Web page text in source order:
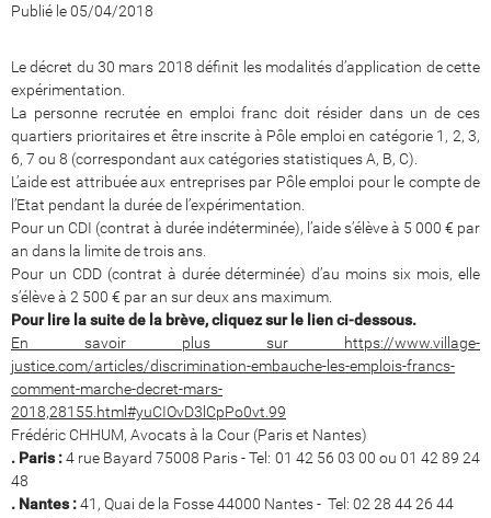
Publié le 05/04/2018
Le décret du 30 mars 2018 définit les modalités d’application de cette
expérimentation.
La personne recrutée en emploi franc doit résider dans un de ces
quartiers prioritaires et être inscrite à Pôle emploi en catégorie 1, 2, 3,
6, 7 ou 8 (correspondant aux catégories statistiques A, B, C).
L’aide est attribuée aux entreprises par Pôle emploi pour le compte de
l’Etat pendant la durée de l’expérimentation.
Pour un CDI (contrat à durée indéterminée), l’aide s’élève à 5 000 € par
an dans la limite de trois ans.
Pour un CDD (contrat à durée déterminée) d’au moins six mois, elle
s’élève à 2 500 € par an sur deux ans maximum.
Pour lire la suite de la brève, cliquez sur le lien ci-dessous.
En savoir plus sur https://www.village-
justice.com/articles/discrimination-embauche-les-emplois-francs-
comment-marche-decret-mars-
2018,28155.html#yuCIOvD3lCpPo0vt.99
Frédéric CHHUM, Avocats à la Cour (Paris et Nantes)
. Paris :4 rue Bayard 75008 Paris - Tel: 01 42 56 03 00 ou 01 42 89 24
48
. Nantes :41, Quai de la Fosse 44000 Nantes - Tel: 02 28 44 26 44